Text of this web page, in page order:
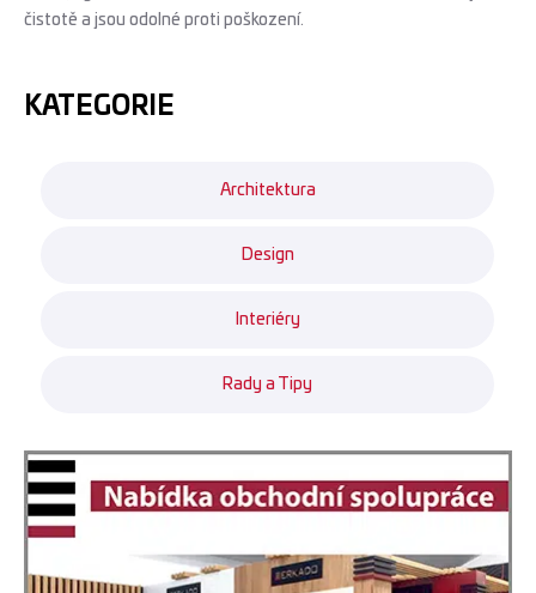
čistotě a jsou odolné proti poškození.
KATEGORIE
Architektura
Design
Interiéry
Rady a Tipy